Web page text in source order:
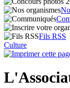
Fils RSS
Culture